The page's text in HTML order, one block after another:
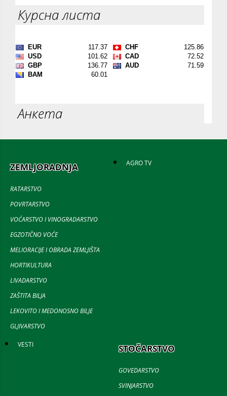
Курсна листа
Анкета
ZEMLJORADNJA
RATARSTVO
POVRTARSTVO
VOĆARSTVO I VINOGRADARSTVO
EGZOTIČNO VOĆE
MELIORACIJE I OBRADA ZEMLJIŠTA
HORTIKULTURA
LIVADARSTVO
ZAŠTITA BILJA
LEKOVITO I MEDONOSNO BILJE
GLJIVARSTVO
AGRO TV
VESTI STOČARSTVO
GOVEDARSTVO
SVINJARSTVO